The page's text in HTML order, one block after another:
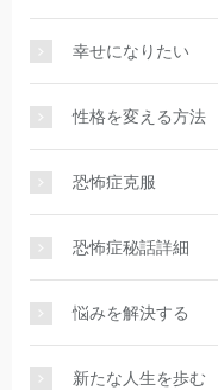
幸せになりたい
性格を変える方法
恐怖症克服
恐怖症秘話詳細
悩みを解決する
新たな人生を歩む